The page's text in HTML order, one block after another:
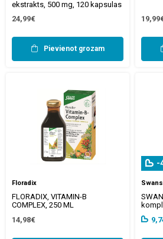
ekstrakts, 500 mg, 120 kapsulas
24,99€
Pievienot grozam
Floradix
FLORADIX, VITAMIN-B
COMPLEX, 250 ML
14,98€
-